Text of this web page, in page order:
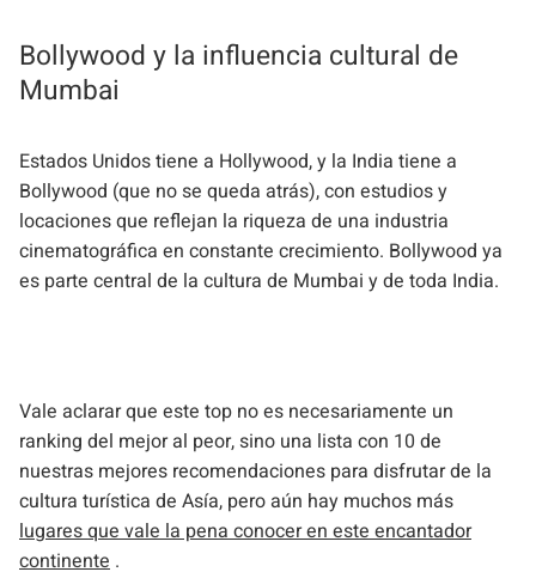
Bollywood y la influencia cultural de
Mumbai
Estados Unidos tiene a Hollywood, y la India tiene a
Bollywood (que no se queda atrás), con estudios y
locaciones que reflejan la riqueza de una industria
cinematográfica en constante crecimiento. Bollywood ya
es parte central de la cultura de Mumbai y de toda India.
Vale aclarar que este top no es necesariamente un
ranking del mejor al peor, sino una lista con 10 de
nuestras mejores recomendaciones para disfrutar de la
cultura turística de Asía, pero aún hay muchos más
lugares que vale la pena conocer en este encantador
continente .